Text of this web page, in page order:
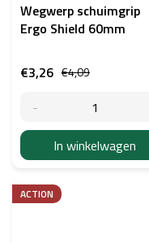
Wegwerp schuimgrip
Ergo Shield 60mm
€4,09
€3,26
In winkelwagen
ACTION